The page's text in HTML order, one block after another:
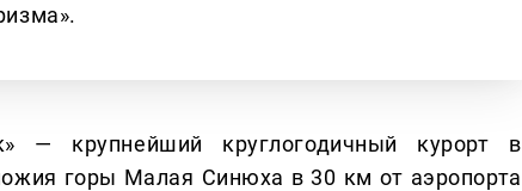
— крупнейший круглогодичный курорт в
горы Малая Синюха в 30 км от аэропорта